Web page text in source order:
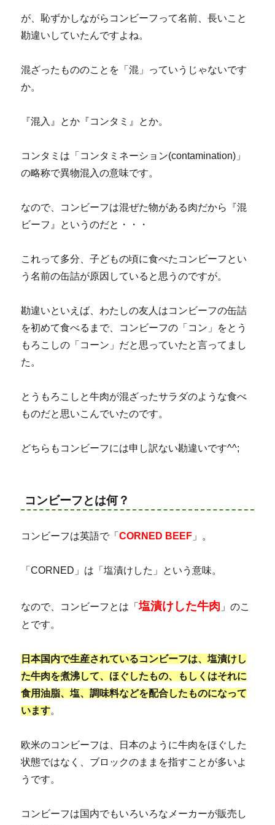
が、恥ずかしながらコンビーフって名前、長いこと
勘違いしていたんですよね。
混ざったもののことを「混」っていうじゃないです
か。
『混入』とか『コンタミ』とか。
コンタミは「コンタミネーション(contamination)」
の略称で異物混入の意味です。
なので、コンビーフは混ぜた物がある肉だから『混
ビーフ』というのだと・・・
これって多分、子どもの頃に食べたコンビーフとい
う名前の缶詰が原因していると思うのですが。
勘違いといえば、わたしの友人はコンビーフの缶詰
を初めて食べるまで、コンビーフの「コン」をとう
もろこしの「コーン」だと思っていたと言ってまし
た。
とうもろこしと牛肉が混ざったサラダのような食べ
ものだと思いこんでいたのです。
どちらもコンビーフには申し訳ない勘違いです^^;
コンビーフとは何？
コンビーフは英語で「CORNED BEEF 」。
「CORNED」は「塩漬けした」という意味。
なので、コンビーフとは「塩漬けした牛肉 」のこ
とです。
日本国内で生産されているコンビーフは、塩漬けし
た牛肉を煮沸して、ほぐしたもの、もしくはそれに
食用油脂、塩、調味料などを配合したものになって
います。
欧米のコンビーフは、日本のように牛肉をほぐした
状態ではなく、ブロックのままを指すことが多いよ
うです。
コンビーフは国内でもいろいろなメーカーが販売し